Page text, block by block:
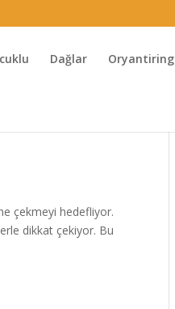
Dağlar Oryantiring
çekmeyi hedefliyor.
dikkat çekiyor. Bu